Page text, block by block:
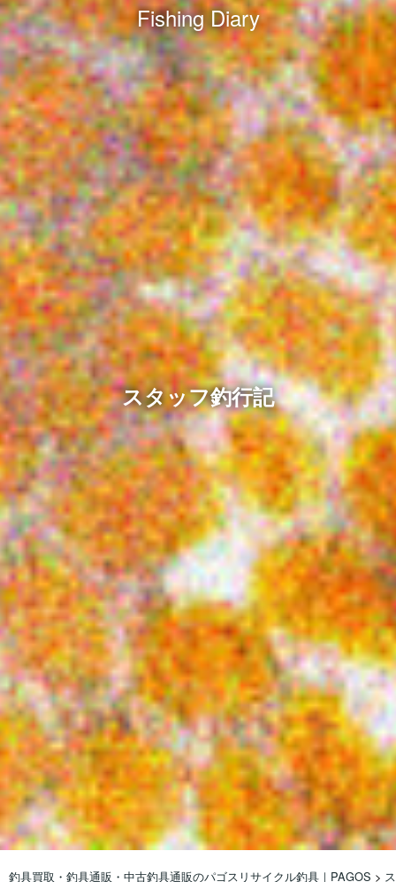
Fishing Diary
スタッフ釣行記
釣具買取・釣具通販・中古釣具通販のパゴスリサイクル釣具｜PAGOS > ス